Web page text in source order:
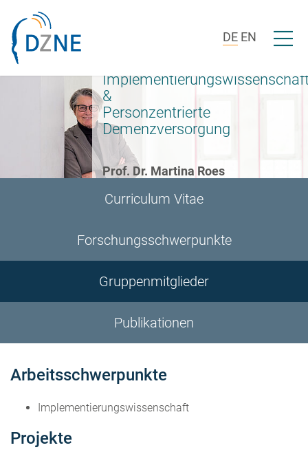
DE EN Menü
&
Personzentrierte
Demenzversorgung
Prof. Dr. Martina Roes
Curriculum Vitae
Forschungsschwerpunkte
Gruppenmitglieder
Publikationen
Arbeitsschwerpunkte
Implementierungswissenschaft
Projekte